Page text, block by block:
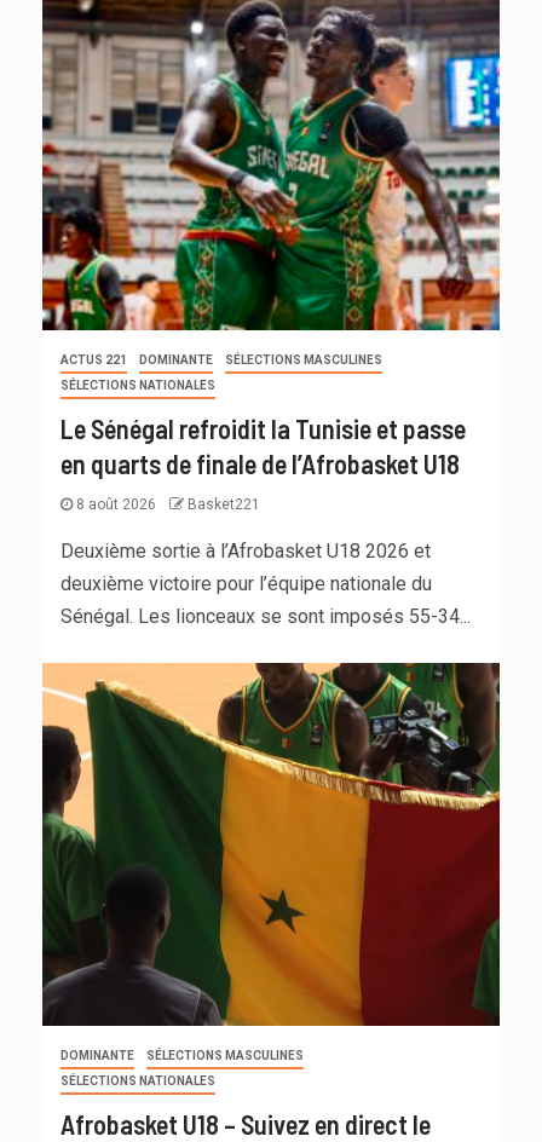
ACTUS 221 DOMINANTE
SÉLECTIONS MASCULINES
SÉLECTIONS NATIONALES
Le Sénégal refroidit la Tunisie et passe
en quarts de finale de l’Afrobasket U18
8 août 2026 Basket221
Deuxième sortie à l’Afrobasket U18 2026 et
deuxième victoire pour l’équipe nationale du
Sénégal. Les lionceaux se sont imposés 55-34...
DOMINANTE
SÉLECTIONS MASCULINES
SÉLECTIONS NATIONALES
Afrobasket U18 – Suivez en direct le